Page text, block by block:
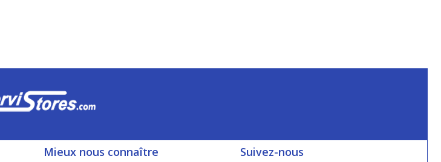
Mieux nous connaître Suivez-nous